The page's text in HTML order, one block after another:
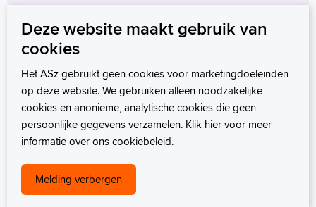
Verwijzers
Wetenschappelijk onderzoek
Deze website maakt gebruik van
cookies
Het ASz gebruikt geen cookies voor marketingdoeleinden
op deze website. We gebruiken alleen noodzakelijke
cookies en anonieme, analytische cookies die geen
persoonlijke gegevens verzamelen. Klik hier voor meer
informatie over onscookiebeleid.
Melding verbergen